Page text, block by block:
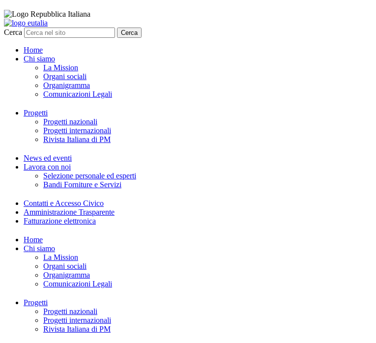
Cerca Cerca
Home
Chi siamo
La Mission
Organi sociali
Organigramma
Comunicazioni Legali
Progetti
Progetti nazionali
Progetti internazionali
Rivista Italiana di PM
News ed eventi
Lavora con noi
Selezione personale ed esperti
Bandi Forniture e Servizi
Contatti e Accesso Civico
Amministrazione Trasparente
Fatturazione elettronica
Home
Chi siamo
La Mission
Organi sociali
Organigramma
Comunicazioni Legali
Progetti
Progetti nazionali
Progetti internazionali
Rivista Italiana di PM